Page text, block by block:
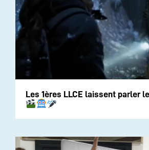
Les 1ères LLCE laissent parler